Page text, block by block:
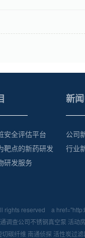
安全评估平台
靶点的新药研发
研发服务
新
公司
行业
rights reserved a
调查公司不锈钢真空泵 活动
切碳纤维 南通侦探 活性炭过滤